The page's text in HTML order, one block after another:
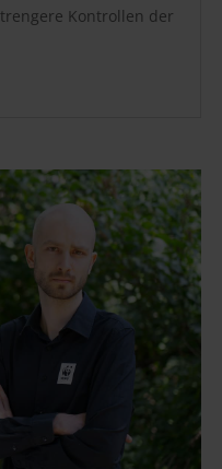
Kontrollen der